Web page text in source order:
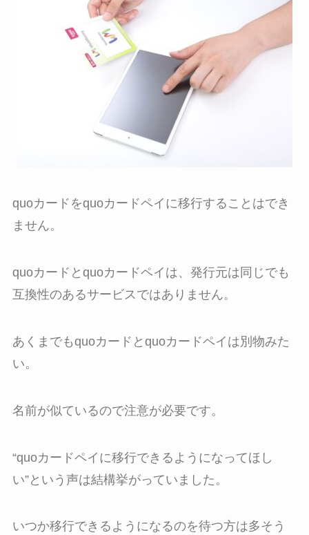
quoカードをquoカードペイに移行することはでき
ません。
quoカードとquoカードペイは、発行元は同じでも
互換性のあるサービスではありません。
あくまでもquoカードとquoカードペイは別物みた
い。
名前が似ているので注意が必要です。
“quoカードペイに移行できるようになってほし
い”という声は結構挙がっていました。
いつか移行できるようになるのを待つ方は多そう